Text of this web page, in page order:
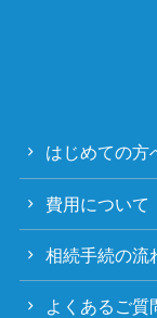
はじめての方
費用について
相続手続の流
よくあるご質